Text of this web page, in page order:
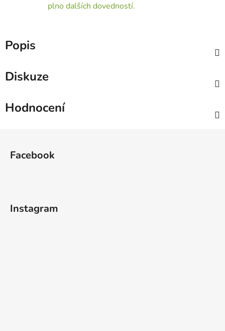
plno dalších dovedností.
Popis
Diskuze
Hodnocení
Facebook
Instagram